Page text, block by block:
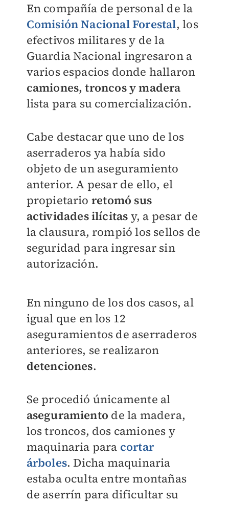
En compañía de personal de la
Comisión Nacional Forestal, los
efectivos militares y de la
Guardia Nacional ingresaron a
varios espacios donde hallaron
camiones, troncos y madera
lista para su comercialización.
Cabe destacar que uno de los
aserraderos ya había sido
objeto de un aseguramiento
anterior. A pesar de ello, el
propietario retomó sus
actividades ilícitas y, a pesar de
la clausura, rompió los sellos de
seguridad para ingresar sin
autorización.
En ninguno de los dos casos, al
igual que en los 12
aseguramientos de aserraderos
anteriores, se realizaron
detenciones.
Se procedió únicamente al
aseguramiento de la madera,
los troncos, dos camiones y
maquinaria para cortar
árboles.Dicha maquinaria
estaba oculta entre montañas
de aserrín para dificultar su